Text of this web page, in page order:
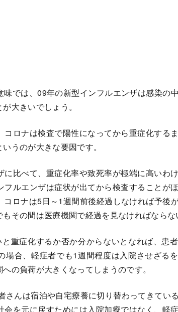
では、09年の新型インフルエンザは感染の中
大きいでしょう。
ロナは検査で陽性になってから重症化する
うのが大きな要因です。
比べて、重症化率や致死率が極端に高いわ
ルエンザは症状が出てから検査することが
ロナは5日～1週間前後経過しなければ予後
その間は医療機関で経過を見なければならな
重症化するか否か分からないとなれば、患
場合、軽症者でも1週間程度は入院させざる
の負荷が大きくなってしまうのです。
んは宿泊や自宅療養に切り替わってきてい
を元に戻すためには入院加療ではなく、軽